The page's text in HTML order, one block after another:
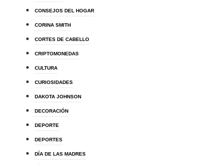
CONSEJOS DEL HOGAR
CORINA SMITH
CORTES DE CABELLO
CRIPTOMONEDAS
CULTURA
CURIOSIDADES
DAKOTA JOHNSON
DECORACIÓN
DEPORTE
DEPORTES
DÍA DE LAS MADRES